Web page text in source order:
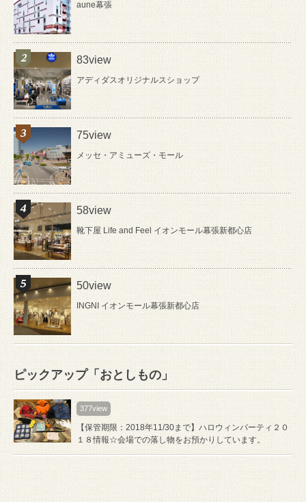
aune幕張
83view
アディダスオリジナルスショップ
75view
メッセ・アミューズ・モール
58view
靴下屋 Life and Feel イオンモール幕張新都心店
50view
INGNI イオンモール幕張新都心店
ピックアップ「おとしもの」
377view
【保管期限：2018年11/30まで】ハロウィンパーティ２０
１８情報☆会場での落し物をお預かりしています。